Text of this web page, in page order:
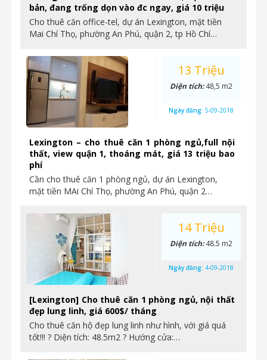
bản, đang trống dọn vào đc ngay, giá 10 triệu
Cho thuê căn office-tel, dự án Lexington, mặt tiền
Mai Chí Thọ, phường An Phú, quận 2, tp Hồ Chí…
Lexington – cho thuê căn 1 phòng ngủ,full nội
thất, view quận 1, thoáng mát, giá 13 triệu bao
phí
Cần cho thuê căn 1 phòng ngủ, dự án Lexington,
mặt tiền MAi Chí Thọ, phường An Phú, quận 2…
13 Triệu
Diện tích:48,5 m2
Ngày đăng: 5-09-2018
[Lexington] Cho thuê căn 1 phòng ngủ, nội thất
đẹp lung linh, giá 600$/ tháng
Cho thuê căn hộ đẹp lung linh như hình, với giá quá
tốt!!! ? Diện tích: 48.5m2 ? Hướng cửa:…
14 Triệu
Diện tích:48.5 m2
Ngày đăng: 4-09-2018